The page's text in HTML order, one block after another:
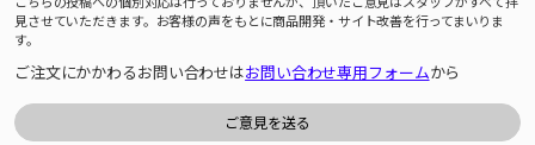
見させていただきます。お客様の声をもとに商品開発・サイト改善を行ってまいりま
す。
ご注文にかかわるお問い合わせはお問い合わせ専用フォームから